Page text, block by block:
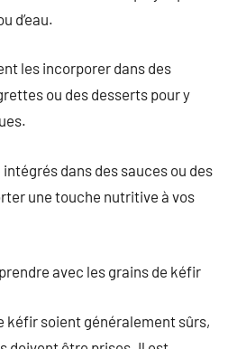
d’eau.
les incorporer dans des
ou des desserts pour y
dans des sauces ou des
une touche nutritive à vos
avec les grains de kéfir
kéfir soient généralement sûrs,